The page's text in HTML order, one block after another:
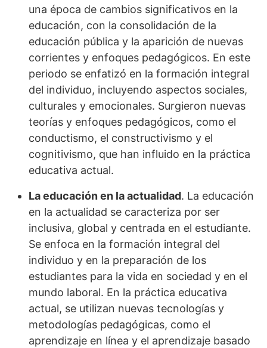
una época de cambios significativos en la
educación, con la consolidación de la
educación pública y la aparición de nuevas
corrientes y enfoques pedagógicos. En este
periodo se enfatizó en la formación integral
del individuo, incluyendo aspectos sociales,
culturales y emocionales. Surgieron nuevas
teorías y enfoques pedagógicos, como el
conductismo, el constructivismo y el
cognitivismo, que han influido en la práctica
educativa actual.
La educación en la actualidad. La educación
en la actualidad se caracteriza por ser
inclusiva, global y centrada en el estudiante.
Se enfoca en la formación integral del
individuo y en la preparación de los
estudiantes para la vida en sociedad y en el
mundo laboral. En la práctica educativa
actual, se utilizan nuevas tecnologías y
metodologías pedagógicas, como el
aprendizaje en línea y el aprendizaje basado